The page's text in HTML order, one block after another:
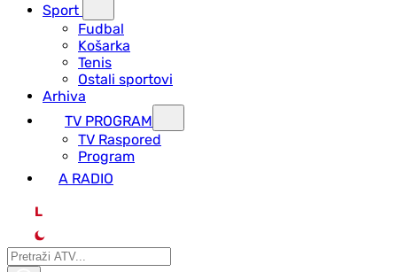
Sport
Fudbal
Košarka
Tenis
Ostali sportovi
Arhiva
TV PROGRAM
ТV Raspored
Program
A RADIO
L